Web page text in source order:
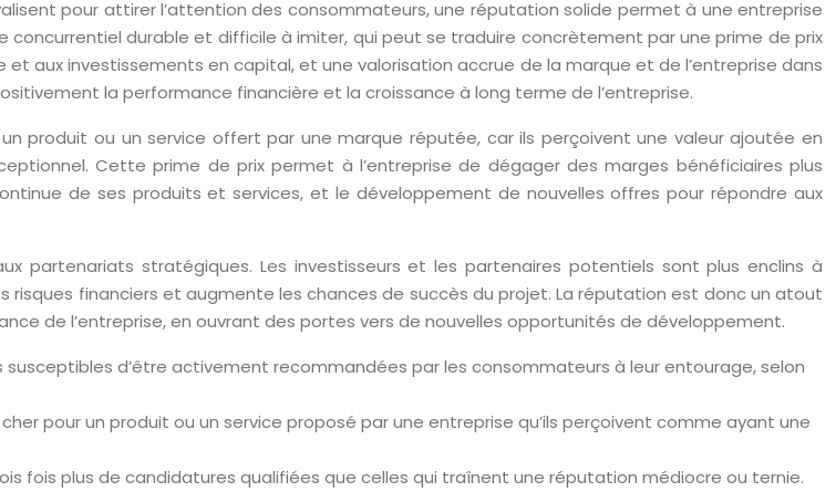
pour attirer l’attention des consommateurs, une réputation solide permet à une entreprise
durable et difficile à imiter, qui peut se traduire concrètement par une prime de prix
aux investissements en capital, et une valorisation accrue de la marque et de l’entreprise dans
la performance financière et la croissance à long terme de l’entreprise.
produit ou un service offert par une marque réputée, car ils perçoivent une valeur ajoutée en
Cette prime de prix permet à l’entreprise de dégager des marges bénéficiaires plus
de ses produits et services, et le développement de nouvelles offres pour répondre aux
partenariats stratégiques. Les investisseurs et les partenaires potentiels sont plus enclins à
risques financiers et augmente les chances de succès du projet. La réputation est donc un atout
de l’entreprise, en ouvrant des portes vers de nouvelles opportunités de développement.
d’être activement recommandées par les consommateurs à leur entourage, selon
pour un produit ou un service proposé par une entreprise qu’ils perçoivent comme ayant une
fois plus de candidatures qualifiées que celles qui traînent une réputation médiocre ou ternie.